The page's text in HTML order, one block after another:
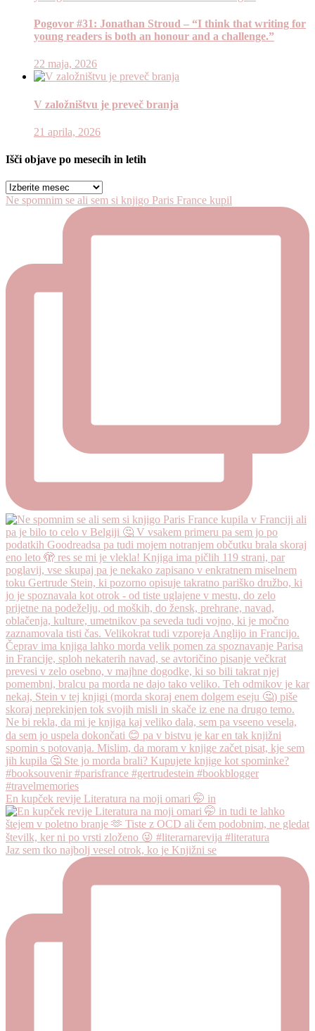
Pogovor #31: Jonathan Stroud – “I think that writing for
young readers is both an honour and a challenge.”
22 maja, 2026
V založništvu je preveč branja
21 aprila, 2026
Išči objave po mesecih in letih
Išči
objave
Ne spomnim se ali sem si knjigo Paris France kupil
En kupček revije Literatura na moji omari 🤭 in
Jaz sem tko najbolj vesel otrok, ko je Knjižni se